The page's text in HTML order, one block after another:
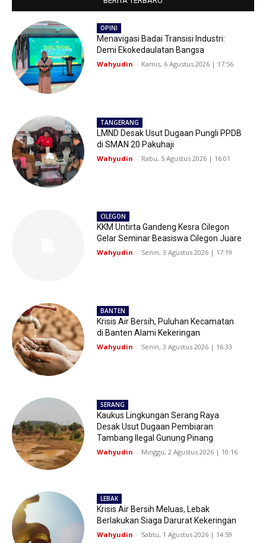
OPINI
Menavigasi Badai Transisi Industri:
Demi Ekokedaulatan Bangsa
Wahyudin - Kamis, 6 Agustus 2026 | 17:56
TANGERANG
LMND Desak Usut Dugaan Pungli PPDB
di SMAN 20 Pakuhaji
Wahyudin - Rabu, 5 Agustus 2026 | 16:01
CILEGON
KKM Untirta Gandeng Kesra Cilegon
Gelar Seminar Beasiswa Cilegon Juare
Wahyudin - Senin, 3 Agustus 2026 | 17:19
BANTEN
Krisis Air Bersih, Puluhan Kecamatan
di Banten Alami Kekeringan
Wahyudin - Senin, 3 Agustus 2026 | 16:33
SERANG
Kaukus Lingkungan Serang Raya
Desak Usut Dugaan Pembiaran
Tambang Ilegal Gunung Pinang
Wahyudin - Minggu, 2 Agustus 2026 | 10:16
LEBAK
Krisis Air Bersih Meluas, Lebak
Berlakukan Siaga Darurat Kekeringan
Wahyudin - Sabtu, 1 Agustus 2026 | 14:59